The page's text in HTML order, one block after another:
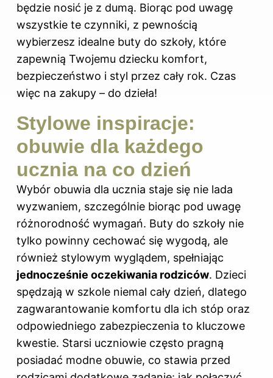
będzie nosić je z dumą. Biorąc pod uwagę
wszystkie te czynniki, z pewnością
wybierzesz idealne buty do szkoły, które
zapewnią Twojemu dziecku komfort,
bezpieczeństwo i styl przez cały rok. Czas
więc na zakupy – do dzieła!
Stylowe inspiracje:
obuwie dla każdego
ucznia na co dzień
Wybór obuwia dla ucznia staje się nie lada
wyzwaniem, szczególnie biorąc pod uwagę
różnorodność wymagań. Buty do szkoły nie
tylko powinny cechować się wygodą, ale
również stylowym wyglądem, spełniając
jednocześnie oczekiwania rodziców. Dzieci
spędzają w szkole niemal cały dzień, dlatego
zagwarantowanie komfortu dla ich stóp oraz
odpowiedniego zabezpieczenia to kluczowe
kwestie. Starsi uczniowie często pragną
posiadać modne obuwie, co stawia przed